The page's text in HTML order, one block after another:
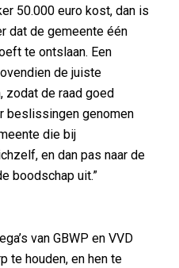
50.000 euro kost, dan is
dat de gemeente één
te ontslaan. Een
de juiste
zodat de raad goed
beslissingen genomen
die bij
en dan pas naar de
boodschap uit.”
van GBWP en VVD
te houden, en hen te